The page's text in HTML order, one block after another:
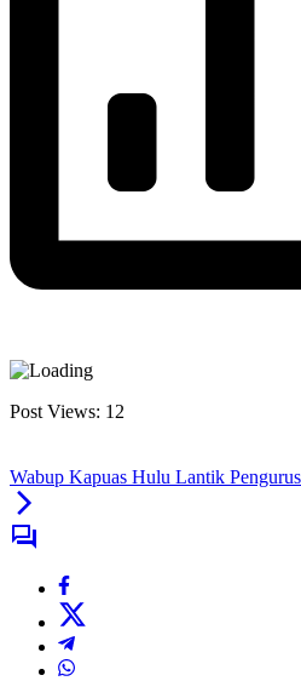
Post Views: 12
Wabup Kapuas Hulu Lantik